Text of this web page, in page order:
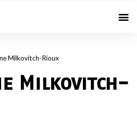
Milkovitch-Rioux
Milkovitch-